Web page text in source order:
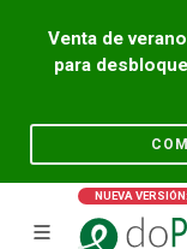
Venta de
NUEVA